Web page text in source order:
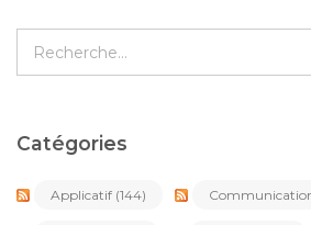
Catégories
Applicatif (144)